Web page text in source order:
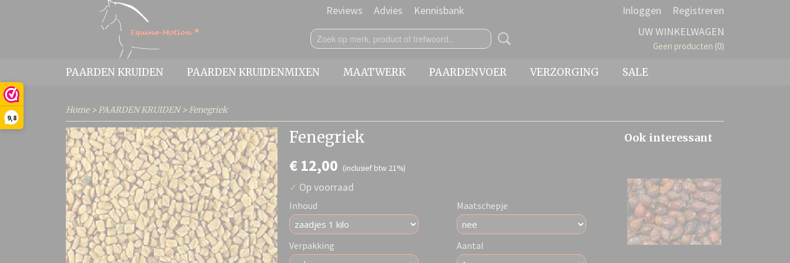
9,8
Reviews Advies Kennisbank Inloggen
Registreren
UW WINKELWAGEN
Geen producten (0)
PAARDEN KRUIDEN PAARDEN KRUIDENMIXEN MAATWERK PAARDENVOER VERZORGING SALE
Home> PAARDEN KRUIDEN> Fenegriek
Fenegriek
€ 12,00 (inclusief btw 21%)
✓ Op voorraad
Inhoud Maatschepje
Verpakking Aantal
Ook interessant